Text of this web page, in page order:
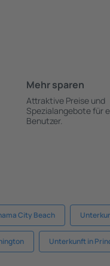
Mehr sparen
Attraktive Preise und
Spezialangebote für
Benutzer.
City Beach
Unterkunft in